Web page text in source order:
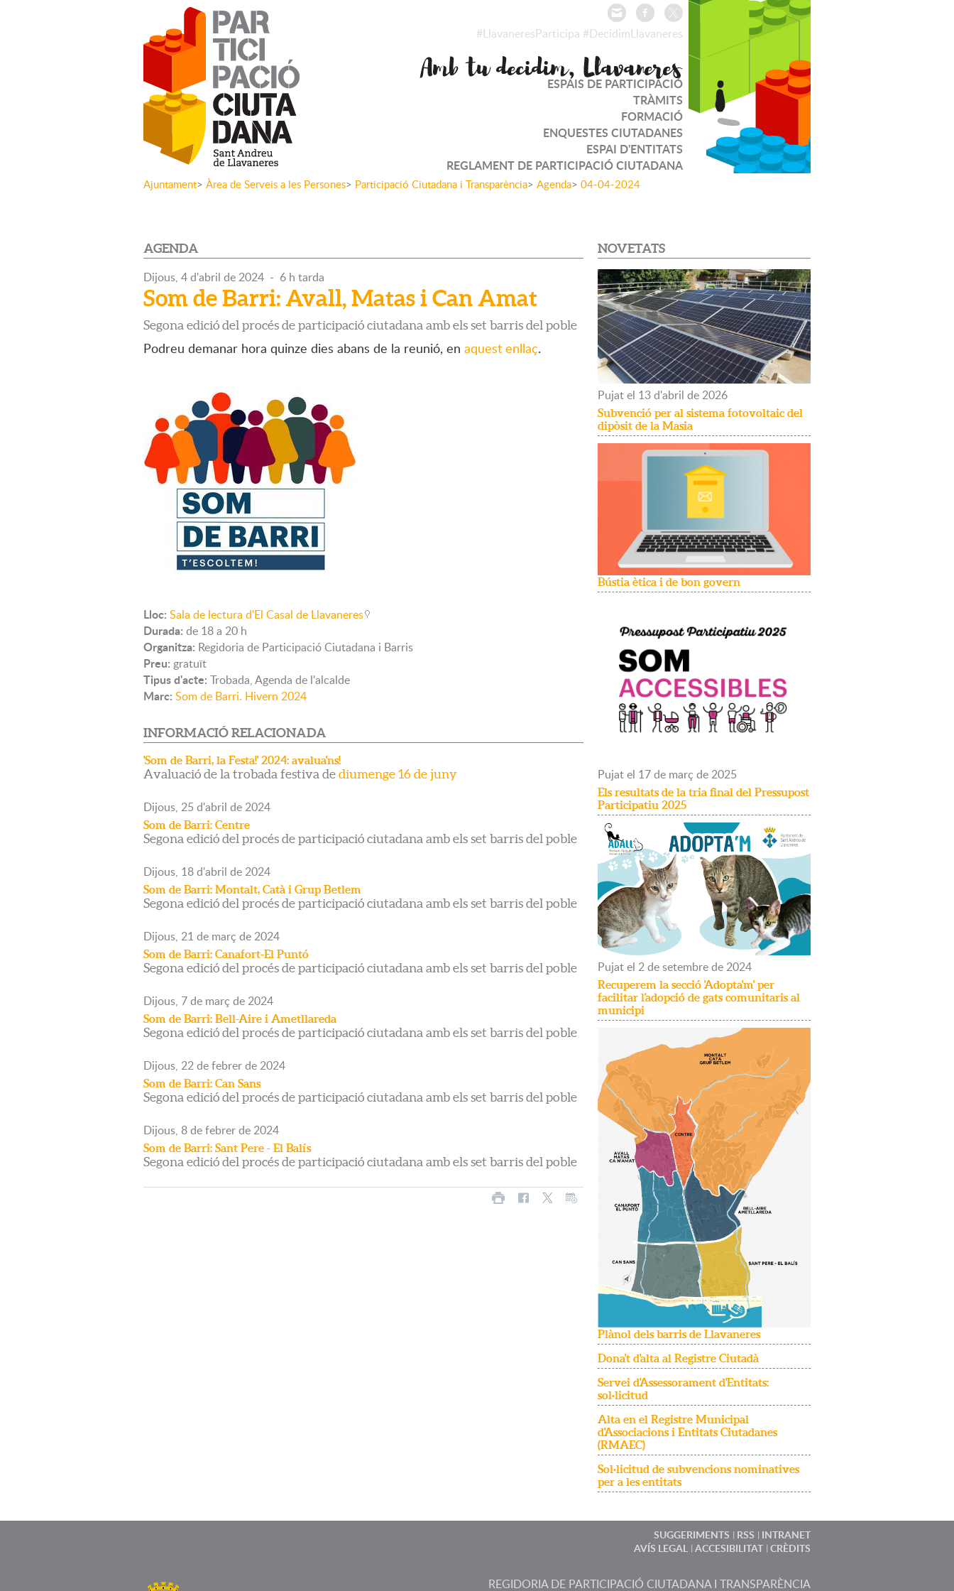
#LlavaneresParticipa #DecidimLlavaneres
ESPAIS DE PARTICIPACIÓ
TRÀMITS
FORMACIÓ
ENQUESTES CIUTADANES
ESPAI D'ENTITATS
REGLAMENT DE PARTICIPACIÓ CIUTADANA
Ajuntament> Àrea de Serveis a les Persones> Participació Ciutadana i Transparència> Agenda> 04-04-2024
AGENDA
Dijous, 4d'abril de 2024 - 6 h tarda
Som de Barri: Avall, Matas i Can Amat
Segona edició del procés de participació ciutadana amb els set barris del poble
Podreu demanar hora quinze dies abans de la reunió, en aquest enllaç.
Lloc: Sala de lectura d'El Casal de Llavaneres
Durada: de 18 a 20 h
Organitza: Regidoria de Participació Ciutadana i Barris
Preu: gratuït
Tipus d'acte: Trobada, Agenda de l'alcalde
Marc: Som de Barri. Hivern 2024
INFORMACIÓ RELACIONADA
'Som de Barri, la Festa!' 2024: avalua'ns!
Avaluació de la trobada festiva dediumenge 16 de juny
Dijous, 25d'abril de 2024
Som de Barri: Centre
Segona edició del procés de participació ciutadana amb els set barris del poble
Dijous, 18d'abril de 2024
Som de Barri: Montalt, Catà i Grup Betlem
Segona edició del procés de participació ciutadana amb els set barris del poble
Dijous, 21 de març de 2024
Som de Barri: Canafort-El Puntó
Segona edició del procés de participació ciutadana amb els set barris del poble
Dijous, 7de març de 2024
Som de Barri: Bell-Aire i Ametllareda
Segona edició del procés de participació ciutadana amb els set barris del poble
Dijous, 22defebrerde 2024
Som de Barri: Can Sans
Segona edició del procés de participació ciutadana amb els set barris del poble
Dijous, 8defebrerde 2024
Som de Barri: Sant Pere - El Balís
Segona edició del procés de participació ciutadana amb els set barris del poble
NOVETATS
Pujatel 13d'abril de 2026
Subvenció per al sistema fotovoltaic del
dipòsit de la Masia
Bústia ètica i de bon govern
Pujatel 17de març de 2025
Els resultats de la tria final del Pressupost
Participatiu 2025
Pujatel 2desetembrede 2024
Recuperem la secció 'Adopta'm' per
facilitar l'adopció de gats comunitaris al
municipi
Plànol dels barris de Llavaneres
Dona't d'alta al Registre Ciutadà
Servei d'Assessorament d'Entitats:
sol·licitud
Alta en el Registre Municipal
d'Associacions i Entitats Ciutadanes
(RMAEC)
Sol·licitud de subvencions nominatives
per a les entitats
SUGGERIMENTS RSS
INTRANET
AVÍS LEGAL
ACCESIBILITAT CRÈDITS
REGIDORIA DE PARTICIPACIÓ CIUTADANA I TRANSPARÈNCIA